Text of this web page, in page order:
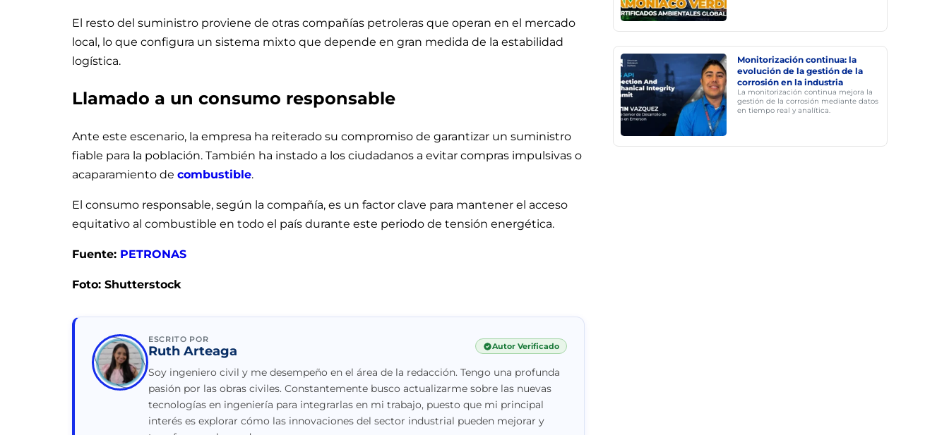
El resto del suministro proviene de otras compañías petroleras que operan en el mercado
local, lo que configura un sistema mixto que depende en gran medida de la estabilidad
logística.
Llamado a un consumo responsable
Ante este escenario, la empresa ha reiterado su compromiso de garantizar un suministro
fiable para la población. También ha instado a los ciudadanos a evitar compras impulsivas o
acaparamiento de combustible.
El consumo responsable, según la compañía, es un factor clave para mantener el acceso
equitativo al combustible en todo el país durante este periodo de tensión energética.
Fuente: PETRONAS
Foto: Shutterstock
ESCRITO POR
Ruth Arteaga Autor Verificado
Soy ingeniero civil y me desempeño en el área de la redacción. Tengo una profunda
pasión por las obras civiles. Constantemente busco actualizarme sobre las nuevas
tecnologías en ingeniería para integrarlas en mi trabajo, puesto que mi principal
interés es explorar cómo las innovaciones del sector industrial pueden mejorar y
Monitorización continua: la
evolución de la gestión de la
corrosión en la industria
La monitorización continua mejora la
gestión de la corrosión mediante datos
en tiempo real y analítica.